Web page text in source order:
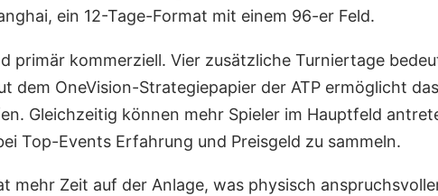
ein 12-Tage-Format mit einem 96-er Feld.
primär kommerziell. Vier zusätzliche Turniertage
dem OneVision-Strategiepapier der ATP ermöglicht
Gleichzeitig können mehr Spieler im Hauptfeld
Top-Events Erfahrung und Preisgeld zu sammeln.
mehr Zeit auf der Anlage, was physisch